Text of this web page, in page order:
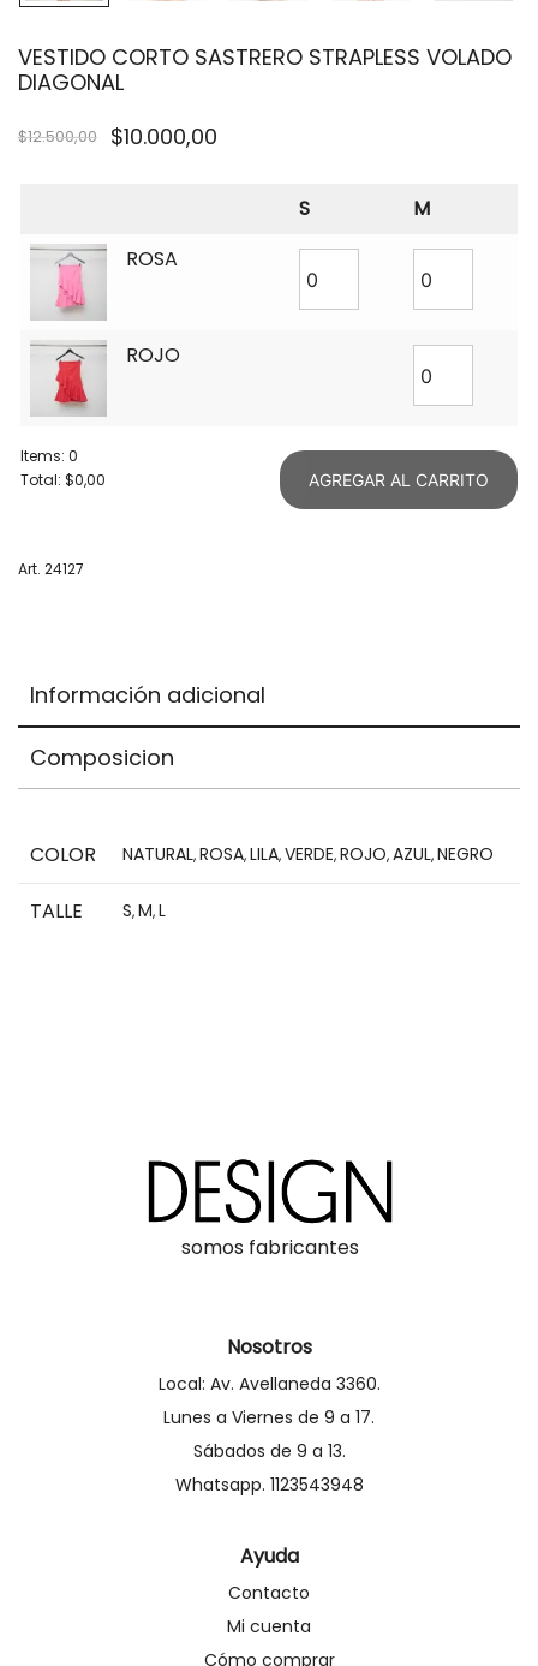
VESTIDO CORTO SASTRERO STRAPLESS VOLADO
DIAGONAL
$12.500,00 $10.000,00
S
M
ROSA
ROJO
Items: 0
Total: $0,00
Your
AGREGAR AL CARRITO
Art. 24127
Información adicional
Composicion
COLOR NATURAL,ROSA,LILA,VERDE,ROJO,AZUL,NEGRO
TALLE S,M,L
somos fabricantes
Nosotros
Local: Av. Avellaneda 3360.
Lunes a Viernes de 9 a 17.
Sábados de 9 a 13.
Whatsapp. 1123543948
Ayuda
Contacto
Mi cuenta
Cómo comprar